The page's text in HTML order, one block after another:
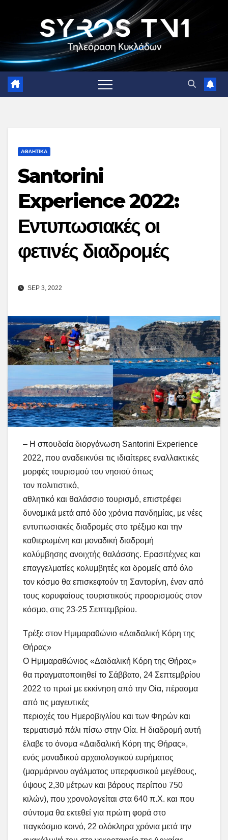
ΑΘΛΗΤΙΚΑ
Santorini
Experience 2022:
Εντυπωσιακές οι
φετινές διαδρομές
SEP 3, 2022
– Η σπουδαία διοργάνωση Santorini Experience
2022, που αναδεικνύει τις ιδιαίτερες εναλλακτικές
μορφές τουρισμού του νησιού όπως
τον πολιτιστικό,
αθλητικό και θαλάσσιο τουρισμό, επιστρέφει
δυναμικά μετά από δύο χρόνια πανδημίας, με νέες
εντυπωσιακές διαδρομές στο τρέξιμο και την
καθιερωμένη και μοναδική διαδρομή
κολύμβησης ανοιχτής θαλάσσης. Ερασιτέχνες και
επαγγελματίες κολυμβητές και δρομείς από όλο
τον κόσμο θα επισκεφτούν τη Σαντορίνη, έναν από
τους κορυφαίους τουριστικούς προορισμούς στον
κόσμο, στις 23-25 Σεπτεμβρίου.
Τρέξε στον Ημιμαραθώνιο «Δαιδαλική Κόρη της
Θήρας»
Ο Ημιμαραθώνιος «Δαιδαλική Κόρη της Θήρας»
θα πραγματοποιηθεί το Σάββατο, 24 Σεπτεμβρίου
2022 το πρωί με εκκίνηση από την Οία, πέρασμα
από τις μαγευτικές
περιοχές του Ημεροβιγλίου και των Φηρών και
τερματισμό πάλι πίσω στην Οία. Η διαδρομή αυτή
έλαβε το όνομα «Δαιδαλική Κόρη της Θήρας»,
ενός μοναδικού αρχαιολογικού ευρήματος
(μαρμάρινου αγάλματος υπερφυσικού μεγέθους,
ύψους 2,30 μέτρων και βάρους περίπου 750
κιλών), που χρονολογείται στα 640 π.Χ. και που
σύντομα θα εκτεθεί για πρώτη φορά στο
παγκόσμιο κοινό, 22 ολόκληρα χρόνια μετά την